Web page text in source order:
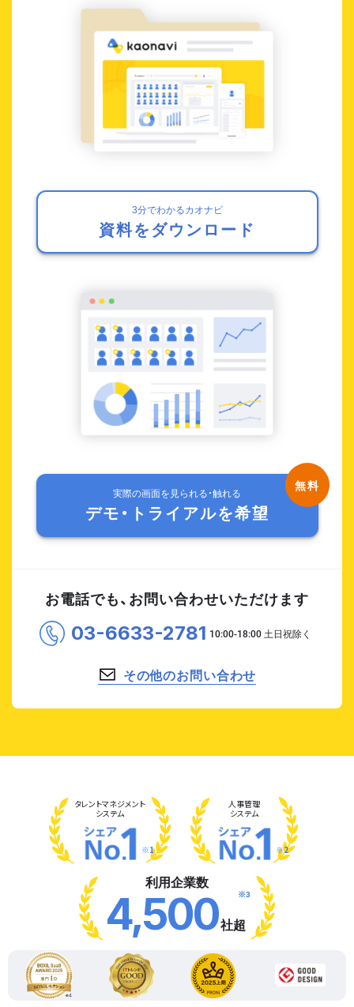
3分でわかるカオナビ
資料をダウンロード
実際の画面を見られる・触れる
デモ・トライアルを希望
お電話でも、お問い合わせいただけます
03-6633-2781
その他のお問い合わせ
タレントマネジメント
システム
※1
人事管理
システム
※2
利用企業数
4,500社超
※3